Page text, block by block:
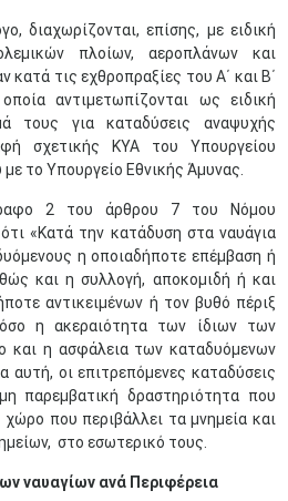
διαχωρίζονται, επίσης, με ειδική
πλοίων, αεροπλάνων και
τις εχθροπραξίες του Α΄ και Β΄
αντιμετωπίζονται ως ειδική
τους για καταδύσεις αναψυχής
σχετικής ΚΥΑ του Υπουργείoυ
το Υπουργείο Εθνικής Άμυνας.
2 του άρθρου 7 του Νόμου
«Κατά την κατάδυση στα ναυάγια
η οποιαδήποτε επέμβαση ή
και η συλλογή, αποκομιδή ή και
αντικειμένων ή τον βυθό πέριξ
η ακεραιότητα των ίδιων των
και η ασφάλεια των καταδυόμενων
αυτή, οι επιτρεπόμενες καταδύσεις
παρεμβατική δραστηριότητα που
χώρο που περιβάλλει τα μνημεία και
στο εσωτερικό τους.
ναυαγίων ανά Περιφέρεια